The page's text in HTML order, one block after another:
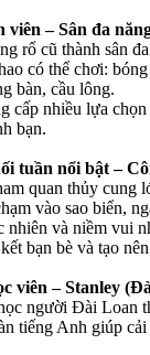
viên – Sân đa
rổ cũ thành sân
có thể chơi:
bàn, cầu lông.
cấp nhiều lựa
bạn.
tuần nổi bật –
quan thủy cung
vào sao biển,
nhiên và niềm vui
bạn bè và tạo
viên – Stanley
người Đài Loan
tiếng Anh giúp